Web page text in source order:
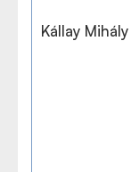
Kállay Mihály